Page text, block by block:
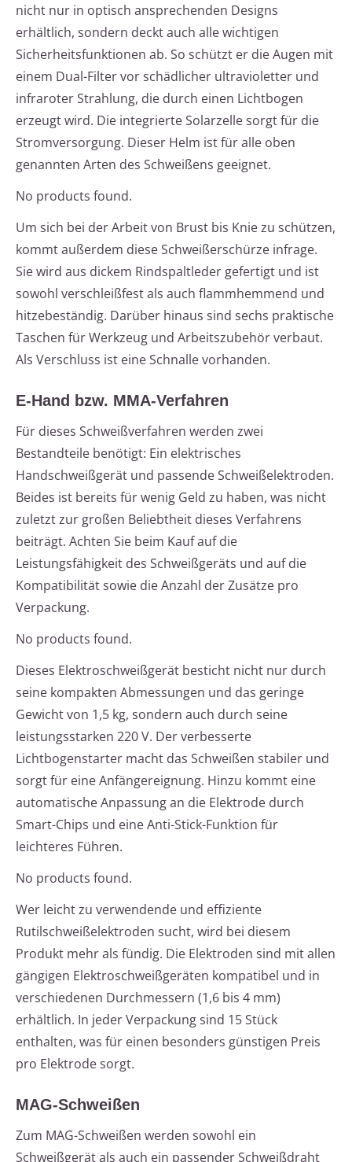
nicht nur in optisch ansprechenden Designs
erhältlich, sondern deckt auch alle wichtigen
Sicherheitsfunktionen ab. So schützt er die Augen mit
einem Dual-Filter vor schädlicher ultravioletter und
infraroter Strahlung, die durch einen Lichtbogen
erzeugt wird. Die integrierte Solarzelle sorgt für die
Stromversorgung. Dieser Helm ist für alle oben
genannten Arten des Schweißens geeignet.
No products found.
Um sich bei der Arbeit von Brust bis Knie zu schützen,
kommt außerdem diese Schweißerschürze infrage.
Sie wird aus dickem Rindspaltleder gefertigt und ist
sowohl verschleißfest als auch flammhemmend und
hitzebeständig. Darüber hinaus sind sechs praktische
Taschen für Werkzeug und Arbeitszubehör verbaut.
Als Verschluss ist eine Schnalle vorhanden.
E-Hand bzw. MMA-Verfahren
Für dieses Schweißverfahren werden zwei
Bestandteile benötigt: Ein elektrisches
Handschweißgerät und passende Schweißelektroden.
Beides ist bereits für wenig Geld zu haben, was nicht
zuletzt zur großen Beliebtheit dieses Verfahrens
beiträgt. Achten Sie beim Kauf auf die
Leistungsfähigkeit des Schweißgeräts und auf die
Kompatibilität sowie die Anzahl der Zusätze pro
Verpackung.
No products found.
Dieses Elektroschweißgerät besticht nicht nur durch
seine kompakten Abmessungen und das geringe
Gewicht von 1,5 kg, sondern auch durch seine
leistungsstarken 220 V. Der verbesserte
Lichtbogenstarter macht das Schweißen stabiler und
sorgt für eine Anfängereignung. Hinzu kommt eine
automatische Anpassung an die Elektrode durch
Smart-Chips und eine Anti-Stick-Funktion für
leichteres Führen.
No products found.
Wer leicht zu verwendende und effiziente
Rutilschweißelektroden sucht, wird bei diesem
Produkt mehr als fündig. Die Elektroden sind mit allen
gängigen Elektroschweißgeräten kompatibel und in
verschiedenen Durchmessern (1,6 bis 4 mm)
erhältlich. In jeder Verpackung sind 15 Stück
enthalten, was für einen besonders günstigen Preis
pro Elektrode sorgt.
MAG-Schweißen
Zum MAG-Schweißen werden sowohl ein
Schweißgerät als auch ein passender Schweißdraht